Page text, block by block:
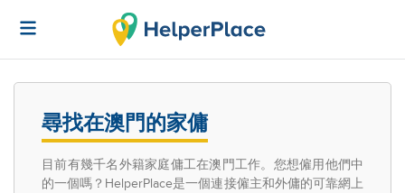
尋找在澳門的家傭
目前有幾千名外籍家庭傭工在澳門工作。您想僱用他們中
的一個嗎？HelperPlace是一個連接僱主和外傭的可靠網上